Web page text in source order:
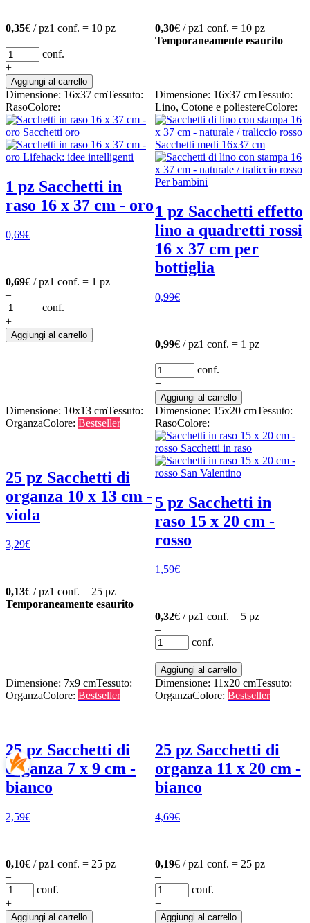
0,35€ / pz1 conf. = 10 pz
–
conf.
+
Aggiungi al carrello
0,30€ / pz1 conf. = 10 pz
Temporaneamente esaurito
Dimensione: 16x37 cmTessuto:
RasoColore:
1 pz Sacchetti in
raso 16 x 37 cm - oro
0,69€
0,69€ / pz1 conf. = 1 pz
–
conf.
+
Aggiungi al carrello
Dimensione: 16x37 cmTessuto:
Lino, Cotone e poliestereColore:
1 pz Sacchetti effetto
lino a quadretti rossi
16 x 37 cm per
bottiglia
0,99€
0,99€ / pz1 conf. = 1 pz
–
conf.
+
Aggiungi al carrello
Dimensione: 10x13 cmTessuto:
OrganzaColore: Bestseller
25 pz Sacchetti di
organza 10 x 13 cm -
viola
3,29€
0,13€ / pz1 conf. = 25 pz
Temporaneamente esaurito
Dimensione: 15x20 cmTessuto:
RasoColore:
5 pz Sacchetti in
raso 15 x 20 cm -
rosso
1,59€
0,32€ / pz1 conf. = 5 pz
–
conf.
+
Aggiungi al carrello
Dimensione: 7x9 cmTessuto:
OrganzaColore: Bestseller
25 pz Sacchetti di
organza 7 x 9 cm -
bianco
2,59€
0,10€ / pz1 conf. = 25 pz
–
conf.
+
Aggiungi al carrello
Dimensione: 11x20 cmTessuto:
OrganzaColore: Bestseller
25 pz Sacchetti di
organza 11 x 20 cm -
bianco
4,69€
0,19€ / pz1 conf. = 25 pz
–
conf.
+
Aggiungi al carrello